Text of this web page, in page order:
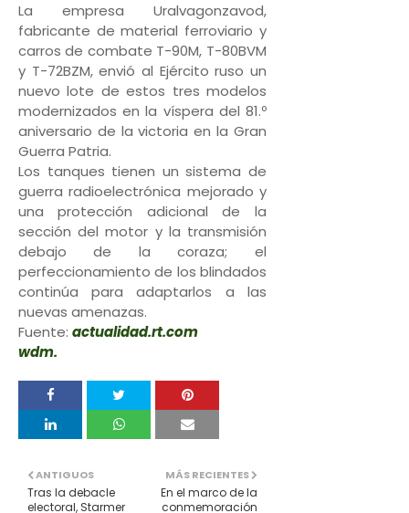
La empresa Uralvagonzavod,
fabricante de material ferroviario y
carros de combate T-90M, T-80BVM
y T-72BZM, envió al Ejército ruso un
nuevo lote de estos tres modelos
modernizados en la víspera del 81.º
aniversario de la victoria en la Gran
Guerra Patria.
Los tanques tienen un sistema de
guerra radioelectrónica mejorado y
una protección adicional de la
sección del motor y la transmisión
debajo de la coraza; el
perfeccionamiento de los blindados
continúa para adaptarlos a las
nuevas amenazas.
Fuente: actualidad.rt.com
wdm.
MÁS RECIENTES
En el marco de la
conmemoración
ANTIGUOS
Tras la debacle
electoral, Starmer